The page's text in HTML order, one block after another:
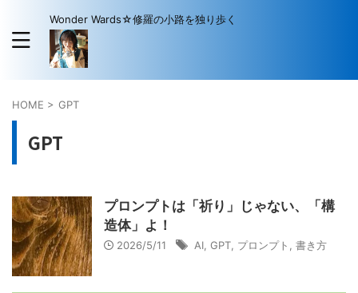
Wonder Wards☆修羅の小路を独り歩く
HOME > GPT
GPT
プロンプトは「祈り」じゃない、「構
造体」よ！
2026/5/11 AI GPT プロンプト 書き方